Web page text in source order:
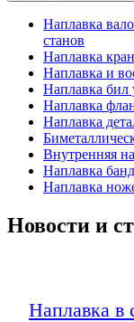
Наплавка
станов
Наплавка
Наплавка и
Наплавка бил
Наплавка
Наплавка
Внутренняя
Наплавка
Наплавка
Новости и
Наплавка в